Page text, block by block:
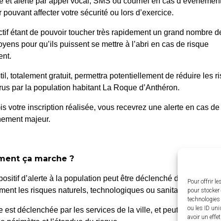
Pour offrir
pour
ou les ID
avoir un
Roque d’Anthéron
La Roque d’Anthéron
contacter
de 8h30
Crédits
pouvant affecter votre sécurité ou lors d’exercice.
étant de pouvoir toucher très rapidement un grand nombre
pour qu’ils puissent se mettre à l’abri en cas de risque
totalement gratuit, permettra potentiellement de réduire les
par la population habitant La Roque d’Anthéron.
votre inscription réalisée, vous recevrez une alerte en cas de
majeur.
ça marche ?
d’alerte à la population peut être déclenché dans
les risques naturels, technologiques ou sanitaires.
est déclenchée par les services de la ville, et peut être